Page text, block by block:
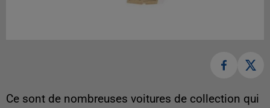
Ce sont de nombreuses voitures de collection qui